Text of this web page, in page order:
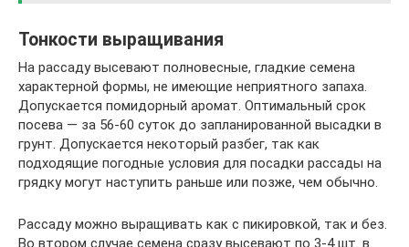
Тонкости выращивания
На рассаду высевают полновесные, гладкие семена
характерной формы, не имеющие неприятного запаха.
Допускается помидорный аромат. Оптимальный срок
посева — за 56-60 суток до запланированной высадки в
грунт. Допускается некоторый разбег, так как
подходящие погодные условия для посадки рассады на
грядку могут наступить раньше или позже, чем обычно.
Рассаду можно выращивать как с пикировкой, так и без.
Во втором случае семена сразу высевают по 3-4 шт. в